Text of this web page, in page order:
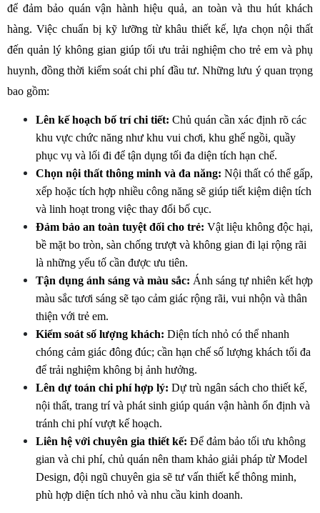
để đảm bảo quán vận hành hiệu quả, an toàn và thu hút khách
hàng. Việc chuẩn bị kỹ lưỡng từ khâu thiết kế, lựa chọn nội thất
đến quản lý không gian giúp tối ưu trải nghiệm cho trẻ em và phụ
huynh, đồng thời kiểm soát chi phí đầu tư. Những lưu ý quan trọng
bao gồm:
Lên kế hoạch bố trí chi tiết: Chủ quán cần xác định rõ các
khu vực chức năng như khu vui chơi, khu ghế ngồi, quầy
phục vụ và lối đi để tận dụng tối đa diện tích hạn chế.
Chọn nội thất thông minh và đa năng: Nội thất có thể gấp,
xếp hoặc tích hợp nhiều công năng sẽ giúp tiết kiệm diện tích
và linh hoạt trong việc thay đổi bố cục.
Đảm bảo an toàn tuyệt đối cho trẻ: Vật liệu không độc hại,
bề mặt bo tròn, sàn chống trượt và không gian đi lại rộng rãi
là những yếu tố cần được ưu tiên.
Tận dụng ánh sáng và màu sắc: Ánh sáng tự nhiên kết hợp
màu sắc tươi sáng sẽ tạo cảm giác rộng rãi, vui nhộn và thân
thiện với trẻ em.
Kiểm soát số lượng khách: Diện tích nhỏ có thể nhanh
chóng cảm giác đông đúc; cần hạn chế số lượng khách tối đa
để trải nghiệm không bị ảnh hưởng.
Lên dự toán chi phí hợp lý: Dự trù ngân sách cho thiết kế,
nội thất, trang trí và phát sinh giúp quán vận hành ổn định và
tránh chi phí vượt kế hoạch.
Liên hệ với chuyên gia thiết kế: Để đảm bảo tối ưu không
gian và chi phí, chủ quán nên tham khảo giải pháp từ Model
Design, đội ngũ chuyên gia sẽ tư vấn thiết kế thông minh,
phù hợp diện tích nhỏ và nhu cầu kinh doanh.